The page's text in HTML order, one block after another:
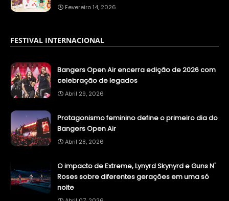
Fevereiro 14, 2026
FESTIVAL INTERNACIONAL
Bangers Open Air encerra edição de 2026 com
celebração de legados
Abril 29, 2026
Protagonismo feminino define o primeiro dia do
Bangers Open Air
Abril 28, 2026
O impacto de Extreme, Lynyrd Skynyrd e Guns N'
Roses sobre diferentes gerações em uma só
noite